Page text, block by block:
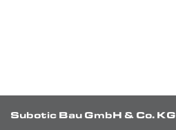
Subotic Bau GmbH & Co. KG